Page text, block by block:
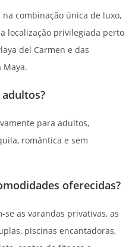
combinação única de luxo,
localização privilegiada perto
del Carmen e das
Maya.
para adultos,
romântica e sem
oferecidas?
se as varandas privativas, as
piscinas encantadoras,